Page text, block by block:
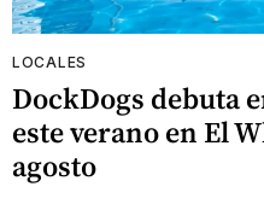
LOCALES
DockDogs debuta
este verano en El
agosto